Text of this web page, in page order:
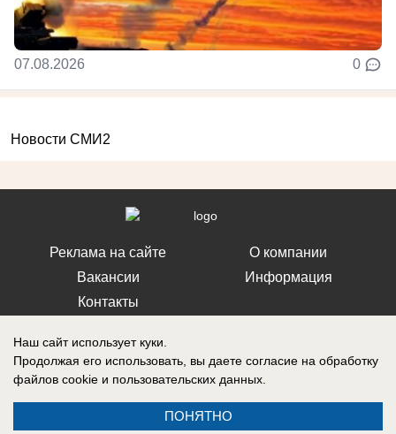
07.08.2026 0
Новости СМИ2
Реклама на сайте
Вакансии
Контакты
О компании
Информация
Федеральной службой по надзору в сфере связи, информационных
технологий и массовых коммуникаций (Роскомнадзор) 19 июля 2019 г.
Наш сайт использует куки.
Продолжая его использовать, вы даете согласие на обработку
файлов cookie и пользовательских данных.
ПОНЯТНО